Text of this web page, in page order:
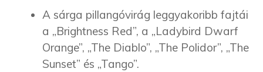
A sárga pillangóvirág leggyakoribb fajtái
a „Brightness Red”, a „Ladybird Dwarf
Orange”, „The Diablo”, „The Polidor”, „The
Sunset” és „Tango”.